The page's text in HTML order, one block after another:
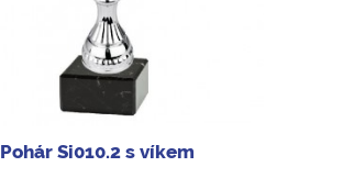
Pohár Si010.2 s víkem